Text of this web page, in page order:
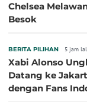
Chelsea
Besok
BERITA PILIHAN 5 jam
Xabi Alonso
Datang ke
dengan Fans